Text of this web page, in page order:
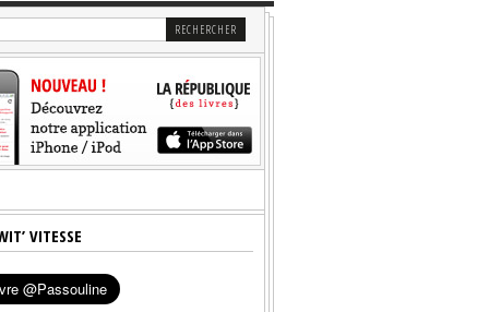
VITESSE